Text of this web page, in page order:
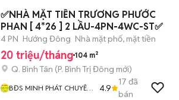
✅NHÀ MẶT TIỀN TRƯƠNG PHƯỚC
PHAN [ 4*26 ] 2 LẦU-4PN-4WC-ST✅
4 PN Hướng Đông Nhà mặt phố, mặt tiền
20 triệu/tháng 104 m²
Q. Bình Tân (P. Bình Trị Đông mới)
BĐS MINH PHÁT CHUYÊN
4.9
17 đã
bán